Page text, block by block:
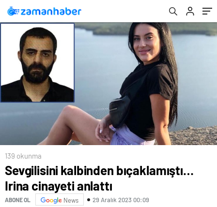
139 okunma
Sevgilisini kalbinden bıçaklamıştı…
Irina cinayeti anlattı
ABONE OL News 29 Aralık 2023 00:09